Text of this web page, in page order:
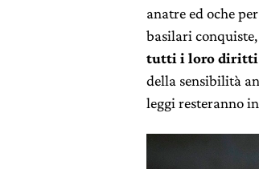
anatre ed oche
basilari conquiste,
tutti i loro diritti
della sensibilità
leggi resteranno